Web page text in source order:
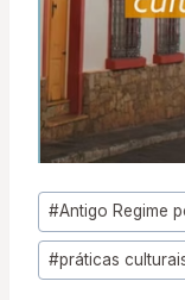
Tags
do
Post:
#Antigo Regime
#práticas